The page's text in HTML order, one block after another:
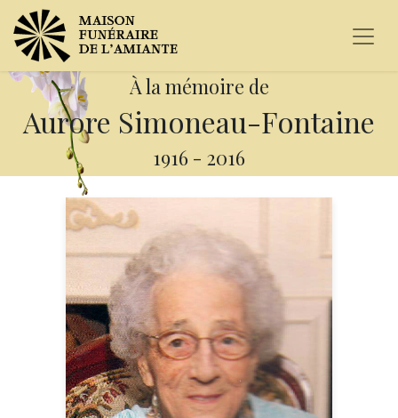
À la mémoire de
Aurore Simoneau-Fontaine
1916 - 2016